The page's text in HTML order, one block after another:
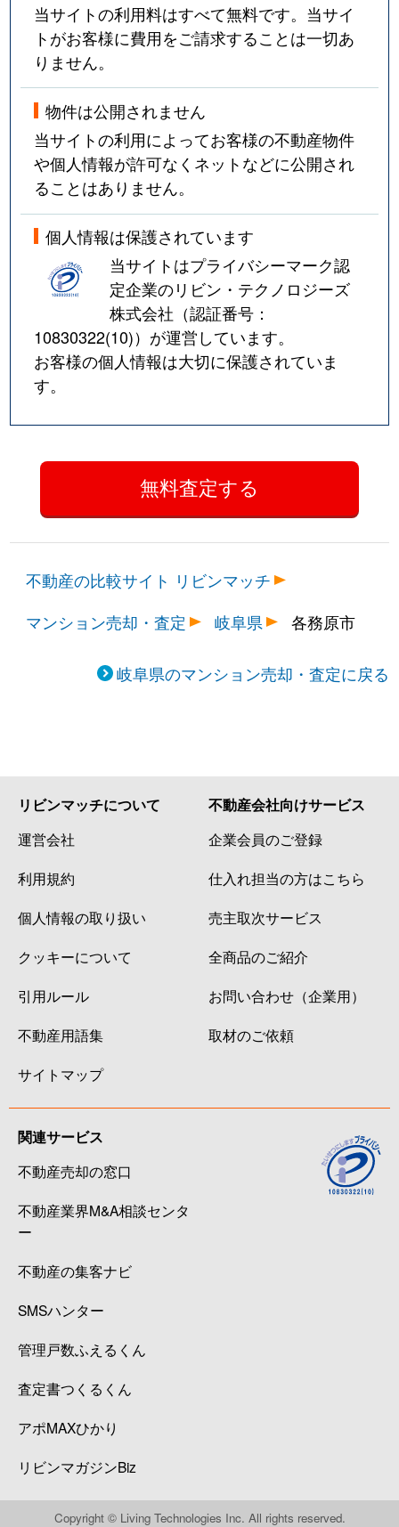
当サイトの利用料はすべて無料です。当サイ
トがお客様に費用をご請求することは一切あ
りません。
物件は公開されません
当サイトの利用によってお客様の不動産物件
や個人情報が許可なくネットなどに公開され
ることはありません。
個人情報は保護されています
当サイトはプライバシーマーク認
定企業のリビン・テクノロジーズ
株式会社（認証番号：
10830322(10)）が運営しています。
お客様の個人情報は大切に保護されていま
す。
不動産の比較サイト リビンマッチ
マンション売却・査定
岐阜県 各務原市
岐阜県のマンション売却・査定に戻る
リビンマッチについて
運営会社
利用規約
個人情報の取り扱い
クッキーについて
引用ルール
不動産用語集
サイトマップ
不動産会社向けサービス
企業会員のご登録
仕入れ担当の方はこちら
売主取次サービス
全商品のご紹介
お問い合わせ（企業用）
取材のご依頼
関連サービス
不動産売却の窓口
不動産業界M&A相談センタ
ー
不動産の集客ナビ
SMSハンター
管理戸数ふえるくん
査定書つくるくん
アポMAXひかり
リビンマガジンBiz
Copyright © Living Technologies Inc. All rights reserved.